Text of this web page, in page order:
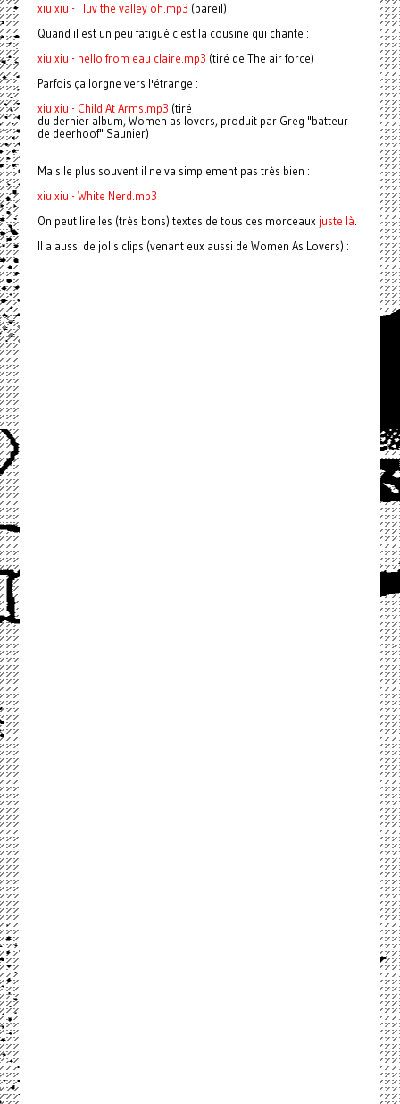
xiu xiu - i luv the valley oh.mp3 (pareil)
Quand il est un peu fatigué c'est la cousine qui chante :
xiu xiu - hello from eau claire.mp3 (tiré de The air force)
Parfois ça lorgne vers l'étrange :
xiu xiu - Child At Arms.mp3 (tiré
du dernier album, Women as lovers, produit par Greg "batteur
de deerhoof" Saunier)
Mais le plus souvent il ne va simplement pas très bien :
xiu xiu - White Nerd.mp3
On peut lire les (très bons) textes de tous ces morceaux juste là
Il a aussi de jolis clips (venant eux aussi de Women As Lovers) :